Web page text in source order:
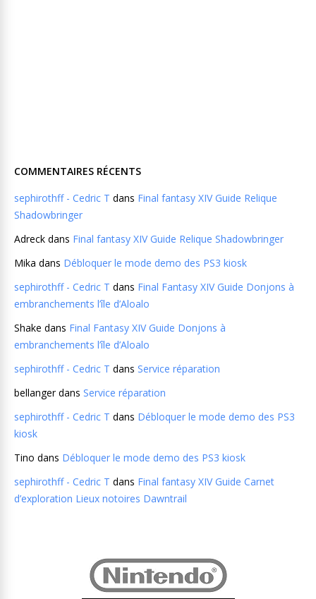
COMMENTAIRES RÉCENTS
sephirothff - Cedric T dans Final fantasy XIV Guide Relique
Shadowbringer
Adreck dans Final fantasy XIV Guide Relique Shadowbringer
Mika dans Débloquer le mode demo des PS3 kiosk
sephirothff - Cedric T dans Final Fantasy XIV Guide Donjons à
embranchements l’île d’Aloalo
Shake dans Final Fantasy XIV Guide Donjons à
embranchements l’île d’Aloalo
sephirothff - Cedric T dans Service réparation
bellangerdans Service réparation
sephirothff - Cedric T dans Débloquer le mode demo des PS3
kiosk
Tino dans Débloquer le mode demo des PS3 kiosk
sephirothff - Cedric T dans Final fantasy XIV Guide Carnet
d’exploration Lieux notoires Dawntrail